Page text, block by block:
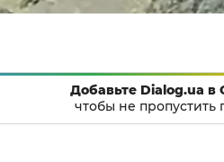
Добавьте Dialog.ua в
чтобы не пропустить